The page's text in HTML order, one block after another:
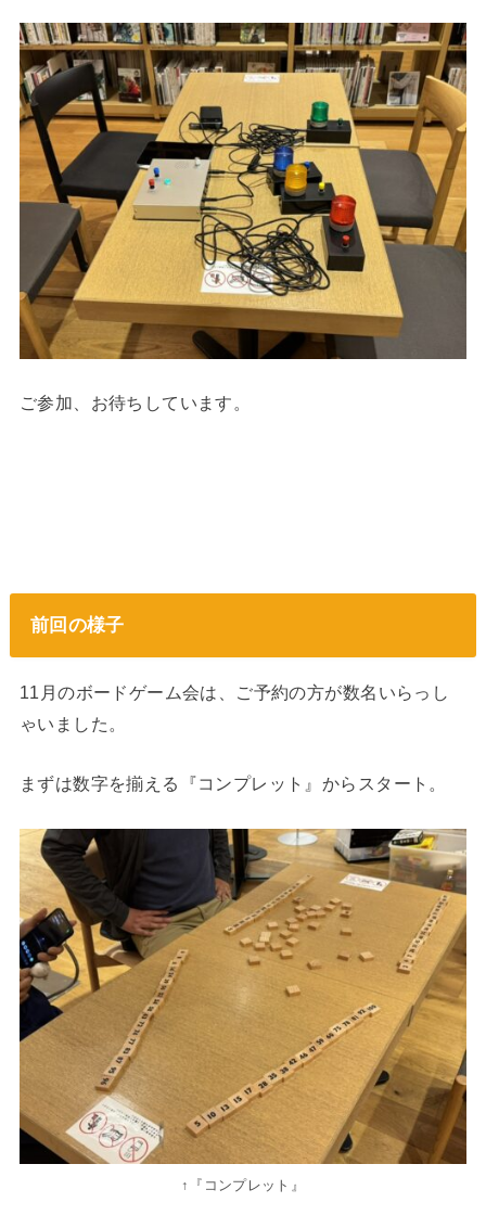
ご参加、お待ちしています。
前回の様子
11月のボードゲーム会は、ご予約の方が数名いらっし
ゃいました。
まずは数字を揃える『コンプレット』からスタート。
↑『コンプレット』